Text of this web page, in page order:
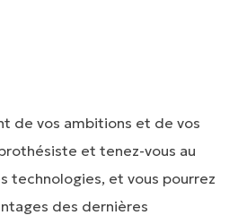
de vos ambitions et de vos
et tenez-vous au
technologies, et vous pourrez
des dernières